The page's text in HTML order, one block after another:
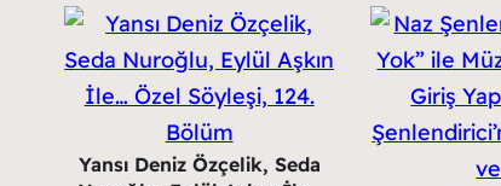
Yansı Deniz Özçelik, Seda